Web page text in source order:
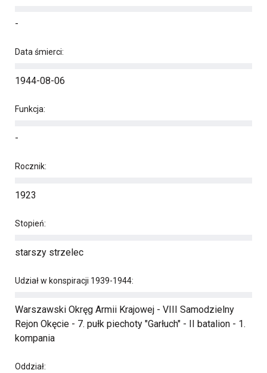
-
Data śmierci:
1944-08-06
Funkcja:
-
Rocznik:
1923
Stopień:
starszy strzelec
Udział w konspiracji 1939-1944:
Warszawski Okręg Armii Krajowej - VIII Samodzielny
Rejon Okęcie - 7. pułk piechoty "Garłuch" - II batalion - 1.
kompania
Oddział: